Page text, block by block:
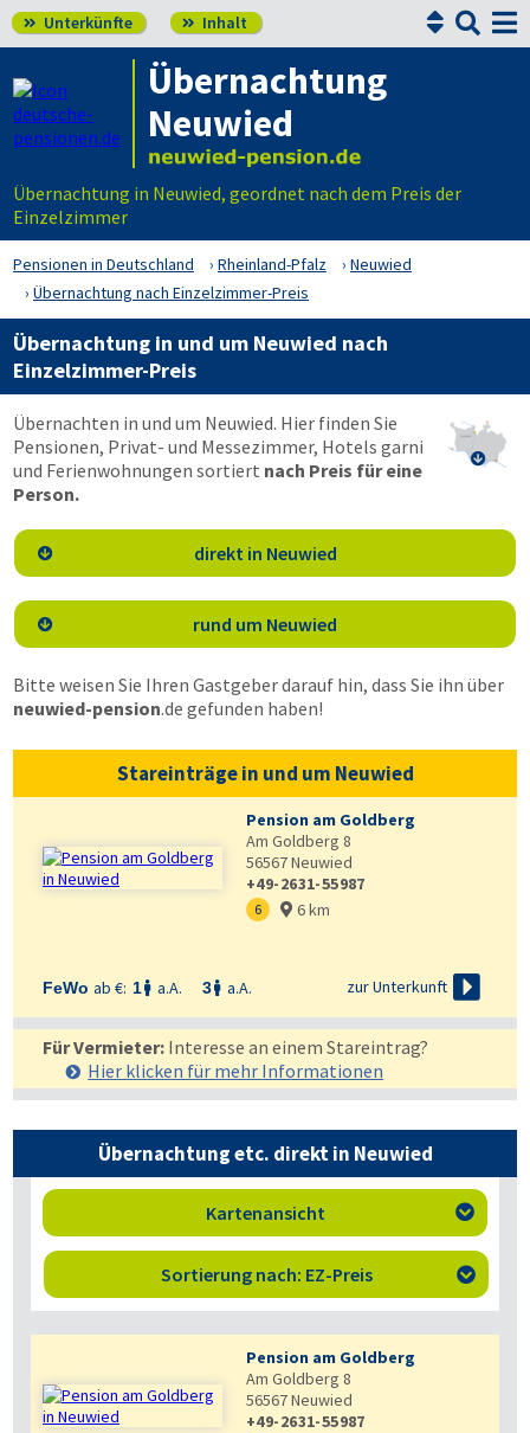
 Unterkünfte  Inhalt 

Übernachtung
Neuwied
Übernachtung in Neuwied, geordnet nach dem Preis der
Einzelzimmer
Pensionen in Deutschland Rheinland-Pfalz
Neuwied
Übernachtung nach Einzelzimmer-Preis
Übernachtung in und um Neuwied nach
Einzelzimmer-Preis

Übernachten in und um Neuwied. Hier finden Sie
Pensionen, Privat- und Messezimmer, Hotels garni
und Ferienwohnungen sortiert nach Preis für eine
Person.
 direkt in Neuwied
 rund um Neuwied
Bitte weisen Sie Ihren Gastgeber darauf hin, dass Sie ihn über
neuwied-pension.de gefunden haben!
Stareinträge in und um Neuwied
Pension am Goldberg
Am Goldberg 8
56567Neuwied
+49-2631-55987
6  6 km
FeWo ab €: 1 a.A. 3 a.A. zur Unterkunft 
Für Vermieter: Interesse an einem Stareintrag?
Hier klicken für mehr Informationen
Übernachtung etc. direkt in Neuwied
Kartenansicht 
Sortierung nach: EZ-Preis 
Pension am Goldberg
Am Goldberg 8
56567Neuwied
+49-2631-55987